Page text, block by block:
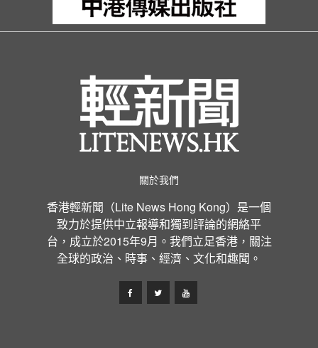
關於我們
香港輕新聞（Lite News Hong Kong）是一個
致力於提供中立報導和獨到評論的網絡平
台，成立於2015年9月。我們立足香港，關注
全球的政治、時事、經濟、文化和趣聞。